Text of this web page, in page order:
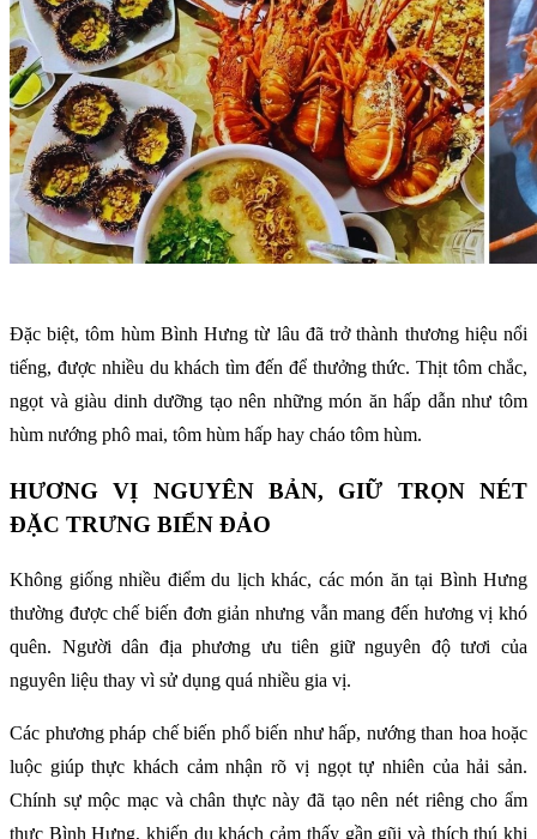
Đặc biệt, tôm hùm Bình Hưng từ lâu đã trở thành thương hiệu nổi
tiếng, được nhiều du khách tìm đến để thưởng thức. Thịt tôm chắc,
ngọt và giàu dinh dưỡng tạo nên những món ăn hấp dẫn như tôm
hùm nướng phô mai, tôm hùm hấp hay cháo tôm hùm.
HƯƠNG VỊ NGUYÊN BẢN, GIỮ TRỌN NÉT
ĐẶC TRƯNG BIỂN ĐẢO
Không giống nhiều điểm du lịch khác, các món ăn tại Bình Hưng
thường được chế biến đơn giản nhưng vẫn mang đến hương vị khó
quên. Người dân địa phương ưu tiên giữ nguyên độ tươi của
nguyên liệu thay vì sử dụng quá nhiều gia vị.
Các phương pháp chế biến phổ biến như hấp, nướng than hoa hoặc
luộc giúp thực khách cảm nhận rõ vị ngọt tự nhiên của hải sản.
Chính sự mộc mạc và chân thực này đã tạo nên nét riêng cho ẩm
thực Bình Hưng, khiến du khách cảm thấy gần gũi và thích thú khi